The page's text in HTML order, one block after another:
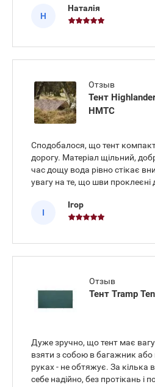
розбиратися. Після покупки
дня.
Н
Наталія
Отзыв
Тент
HMTC
Сподобалося, що тент
дорогу. Матеріал щільний,
час дощу вода рівно стікає
увагу на те, що шви проклеєні
просочиться навіть під
Покупкою задов
І
Ігор
Отзыв
Тент Tramp
Дуже зручно, що тент має
взяти з собою в багажник або
руках - не обтяжує. За кілька
себе надійно, без протікань і